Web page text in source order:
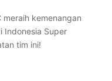
meraih kemenangan
Indonesia Super
tim ini!